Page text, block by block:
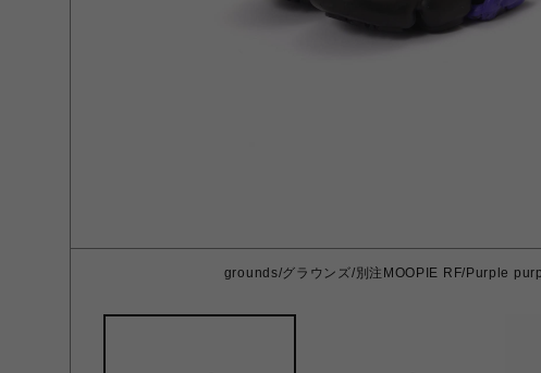
grounds/グラウンズ/別注MOOPIE RF/Purple